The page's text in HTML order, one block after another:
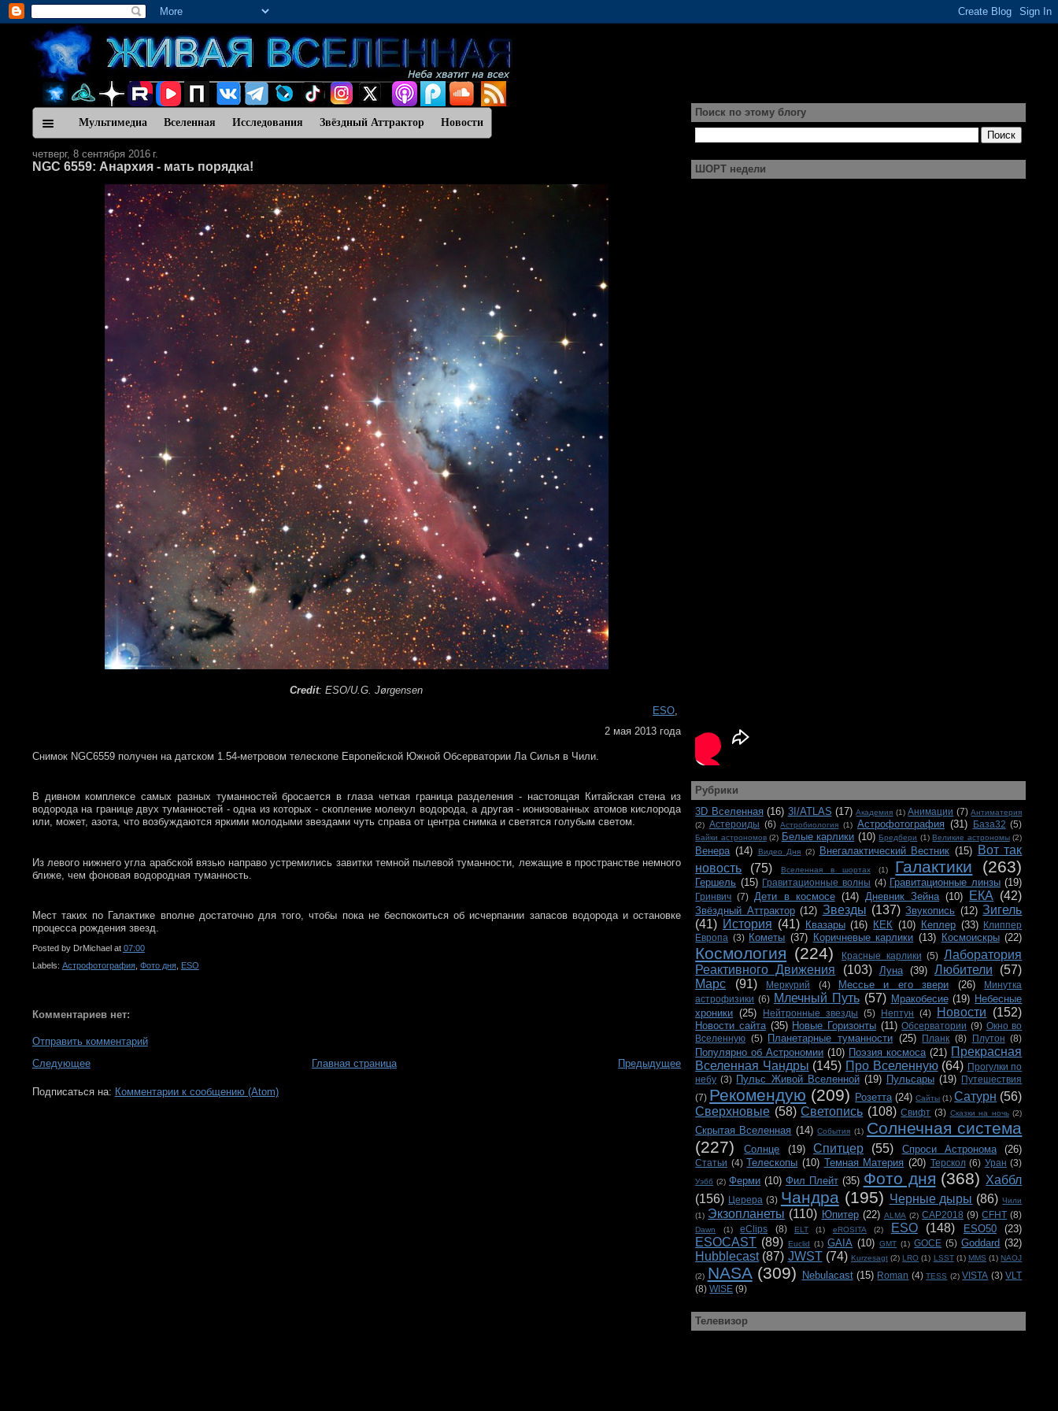
Мультимедиа Вселенная Исследования Звёздный Аттрактор Новости
четверг, 8 сентября 2016 г.
NGC 6559: Анархия - мать порядка!
Credit: ESO/U.G. Jørgensen
ESO
2 мая 2013 года
Снимок NGC6559 получен на датском 1.54-метровом телескопе Европейской Южной Обсерватории Ла Силья в Чили.
В дивном комплексе самых разных туманностей бросается в глаза четкая граница разделения - настоящая Китайская стена из
водорода на границе двух туманностей - одна из которых - скопление молекул водорода, а другая - ионизованных атомов кислорода
или, может, азота, что возбуждаются яркими молодыми звездами чуть справа от центра снимка и светятся голубым светом.
Из левого нижнего угла арабской вязью направо устремились завитки темной пылевой туманности, лежащие в пространстве немного
ближе, чем фоновая водородная туманность.
Мест таких по Галактике вполне достаточно для того, чтобы пока не беспокоиться об исчерпании запасов водорода и остановке
процесса рождения звезд.
Posted by DrMichael at 07:00
Labels: Астрофотография, Фото дня, ESO
Комментариев нет:
Отправить комментарий
Следующее
Предыдущее
Главная страница
Подписаться на: Комментарии к сообщению (Atom)
Поиск по этому блогу
ШОРТ недели
Рубрики
3D Вселенная (16) 3I/ATLAS (17) Академия (1) Анимации (7) Антиматерия
(2) Астероиды (6) Астробиология (1) Астрофотография (31) База32 (5)
Байки астрономов (2) Белые карлики (10) Бредбери (1) Великие астрономы (2)
Венера (14) Видео Дня (2) Внегалактический Вестник (15)
Вот так
новость
(75) Вселенная в шортах (1) Галактики (263)
Гершель (15) Гравитационные волны (4) Гравитационные линзы (19)
Гринвич (7) Дети в космосе (14) Дневник Зейна (10) ЕКА (42)
Звёздный Аттрактор (12) Звезды (137) Звукопись (12) Зигель
(41) История (41) Квазары (16) КЕК (10) Кеплер (33) Клиппер
Европа (3) Кометы (37) Коричневые карлики (13) Космоискры (22)
Космология (224) Красные карлики (5) Лаборатория
Реактивного Движения
(103) Луна (39) Любители
(57)
Марс
(91) Меркурий (4) Мессье и его звери (26)
Минутка
астрофизики (6) Млечный Путь (57) Мракобесие (19) Небесные
хроники (25) Нейтронные звезды (5) Нептун (4) Новости (152)
Новости сайта (35) Новые Горизонты (11) Обсерватории (9) Окно во
Вселенную (5) Планетарные туманности (25) Планк (8) Плутон (8)
Популярно об Астрономии (10) Поэзия космоса (21) Прекрасная
Вселенная Чандры (145) Про Вселенную (64) Прогулки по
небу (3) Пульс Живой Вселенной (19) Пульсары (19) Путешествия
(7) Рекомендую (209) Розетта (24) Сайты (1) Сатурн (56)
Сверхновые (58) Светопись (108) Свифт (3) Сказки на ночь (2)
Скрытая Вселенная (14) События (1) Солнечная система
(227)
Солнце (19) Спитцер (55) Спроси Астронома (26)
Статьи (4) Телескопы (10) Темная Материя (20) Терскол (6) Уран (3)
Уэбб (2) Ферми (10) Фил Плейт (35) Фото дня (368) Хаббл
(156) Церера (3) Чандра (195) Черные дыры (86) Чили
(1) Экзопланеты (110) Юпитер (22) ALMA (2) CAP2018 (9) CFHT (8)
Dawn (1) eClips (8) ELT (1) eROSITA (2) ESO (148) ESO50 (23)
ESOCAST (89) Euclid (1) GAIA (10) GMT (1) GOCE (5) Goddard (32)
Hubblecast (87) JWST (74) Kurzesagt (2) LRO (1) LSST (1) MMS (1) NAOJ
(2) NASA (309) Nebulacast (15) Roman (4) TESS (2) VISTA (3) VLT
(8) WISE (9)
Телевизор